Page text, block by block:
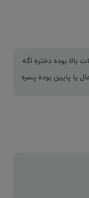
بوده دختره اگه
یا پایین بوده پسره